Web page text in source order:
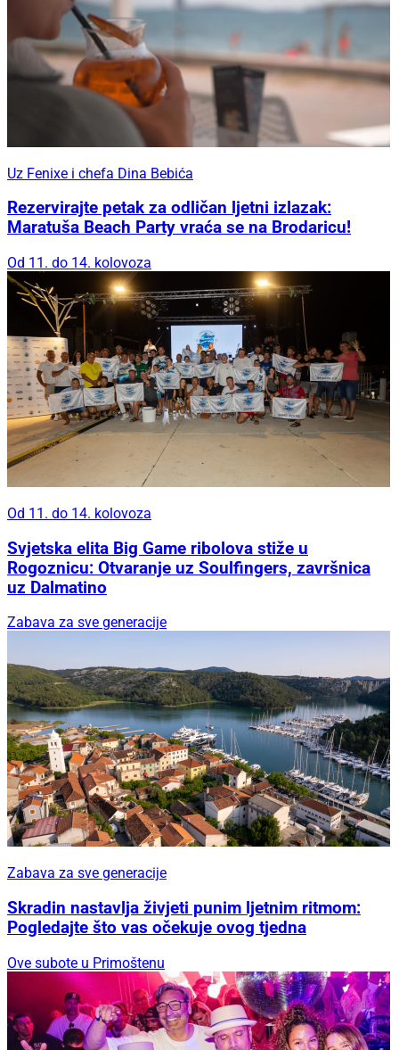
Uz Fenixe i chefa Dina Bebića
Rezervirajte petak za odličan ljetni izlazak:
Maratuša Beach Party vraća se na Brodaricu!
Od 11. do 14. kolovoza
Od 11. do 14. kolovoza
Svjetska elita Big Game ribolova stiže u
Rogoznicu: Otvaranje uz Soulfingers, završnica
uz Dalmatino
Zabava za sve generacije
Zabava za sve generacije
Skradin nastavlja živjeti punim ljetnim ritmom:
Pogledajte što vas očekuje ovog tjedna
Ove subote u Primoštenu